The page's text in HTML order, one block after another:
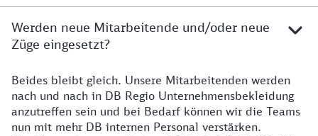
Werden neue Mitarbeitende und/oder neue
Züge eingesetzt?
Details zu den Mitarbeitenden
Beides bleibt gleich. Unsere Mitarbeitenden werden
nach und nach in DB Regio Unternehmensbekleidung
anzutreffen sein und bei Bedarf können wir die Teams
nun mit mehr DB internen Personal verstärken.